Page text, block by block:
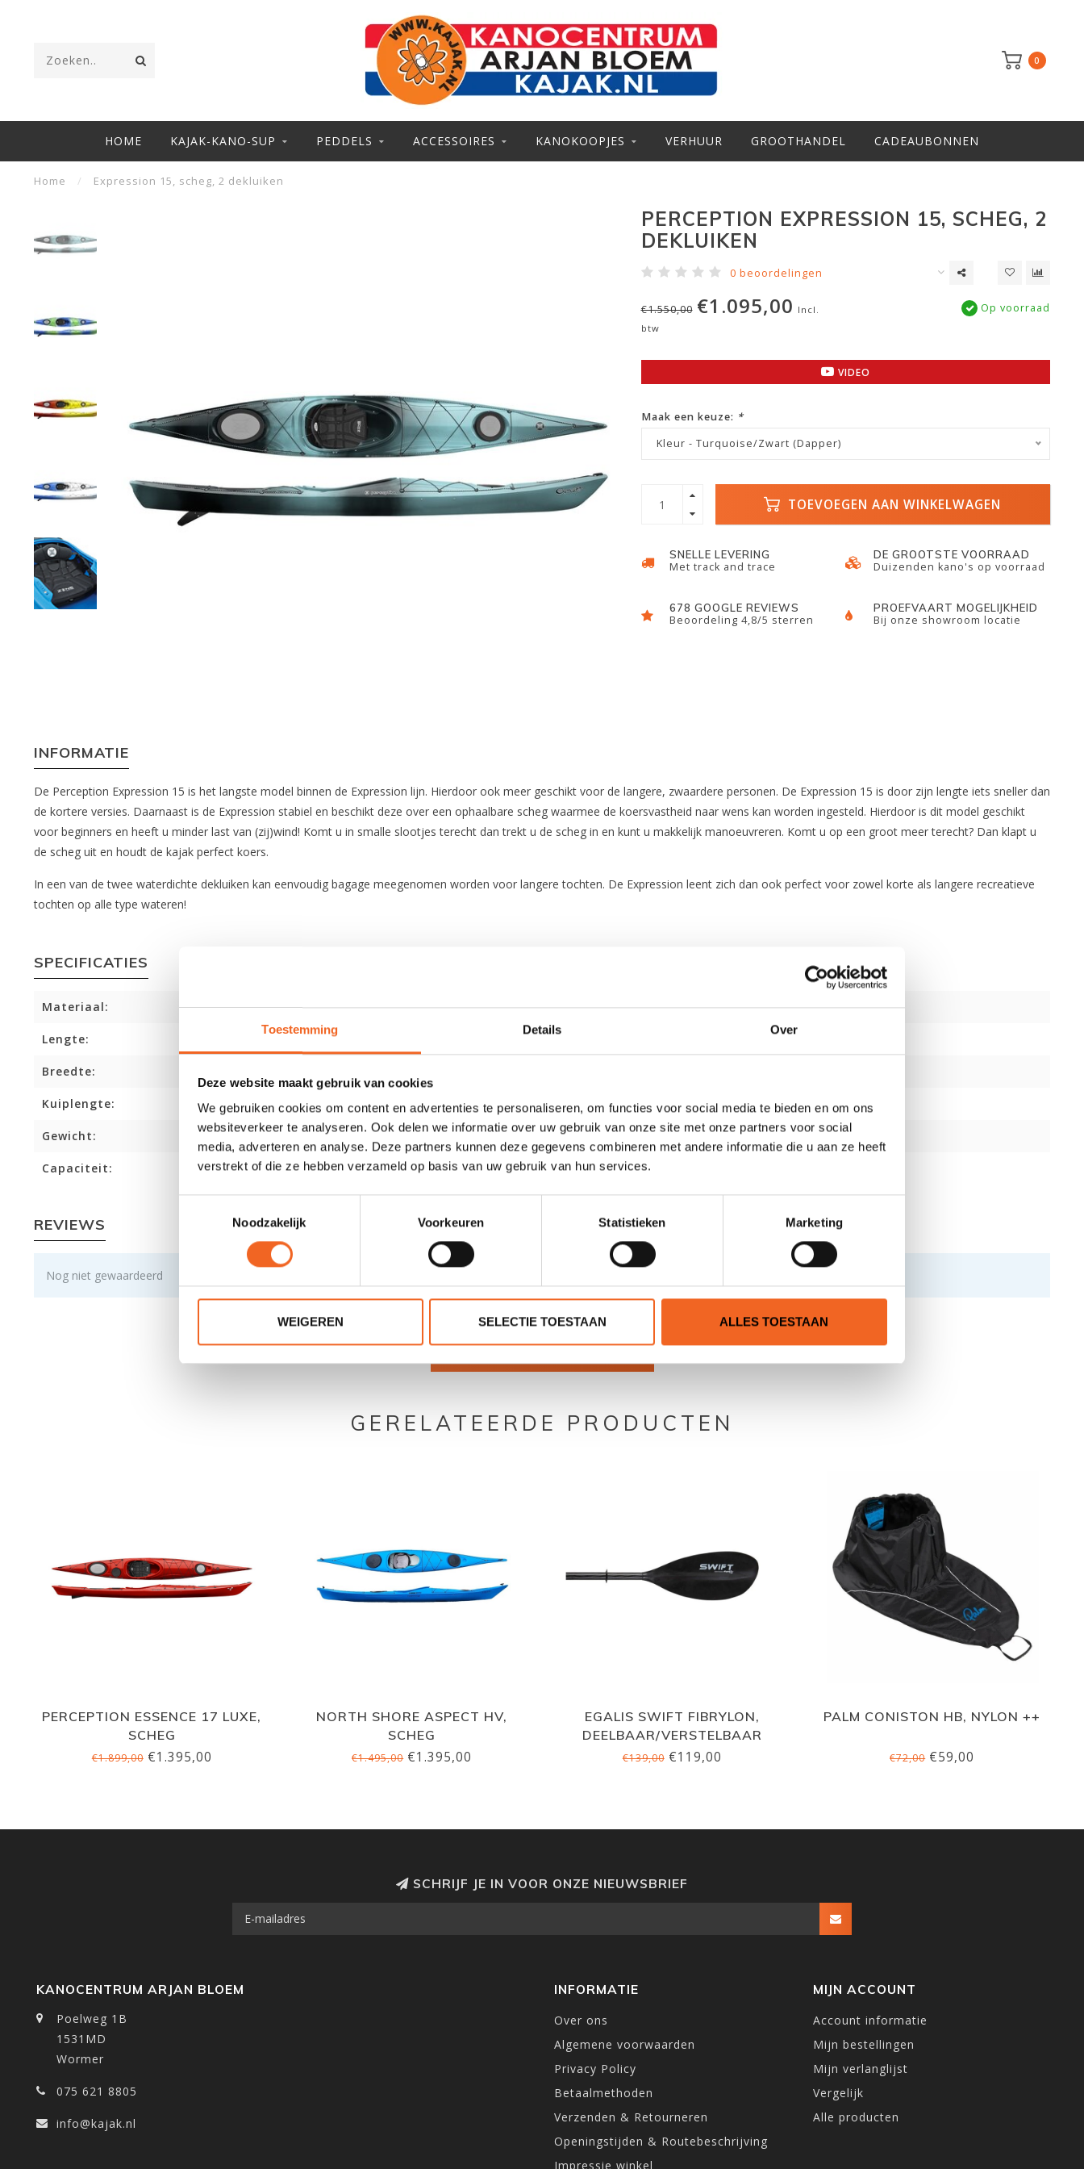
Toestemming Details Over
Deze website maakt gebruik van cookies
We gebruiken cookies om content en advertenties te personaliseren, om functies voor social media te bieden en om ons
websiteverkeer te analyseren. Ook delen we informatie over uw gebruik van onze site met onze partners voor social
media, adverteren en analyse. Deze partners kunnen deze gegevens combineren met andere informatie die u aan ze heeft
verstrekt of die ze hebben verzameld op basis van uw gebruik van hun services.
Noodzakelijk
Voorkeuren Statistieken Marketing
WEIGEREN SELECTIE TOESTAAN ALLES TOESTAAN
0
HOME KAJAK-KANO-SUP PEDDELS ACCESSOIRES KANOKOOPJES VERHUUR GROOTHANDEL CADEAUBONNEN
Home / Expression 15, scheg, 2 dekluiken
PERCEPTION EXPRESSION 15, SCHEG, 2
DEKLUIKEN
0 beoordelingen
€1.550,00 €1.095,00 Incl.
btw
Op voorraad
VIDEO
Maak een keuze: *
Kleur - Turquoise/Zwart (Dapper)
TOEVOEGEN AAN WINKELWAGEN
SNELLE LEVERING
Met track and trace
DE GROOTSTE VOORRAAD
Duizenden kano's op voorraad
678 GOOGLE REVIEWS
Beoordeling 4,8/5 sterren
PROEFVAART MOGELIJKHEID
Bij onze showroom locatie
INFORMATIE
De Perception Expression 15 is het langste model binnen de Expression lijn. Hierdoor ook meer geschikt voor de langere, zwaardere personen. De Expression 15 is door zijn lengte iets sneller dan
de kortere versies. Daarnaast is de Expression stabiel en beschikt deze over een ophaalbare scheg waarmee de koersvastheid naar wens kan worden ingesteld. Hierdoor is dit model geschikt
voor beginners en heeft u minder last van (zij)wind! Komt u in smalle slootjes terecht dan trekt u de scheg in en kunt u makkelijk manoeuvreren. Komt u op een groot meer terecht? Dan klapt u
de scheg uit en houdt de kajak perfect koers.
In een van de twee waterdichte dekluiken kan eenvoudig bagage meegenomen worden voor langere tochten. De Expression leent zich dan ook perfect voor zowel korte als langere recreatieve
tochten op alle type wateren!
SPECIFICATIES
Materiaal: Polyethyleen
Lengte:
Breedte:
Kuiplengte: 89 cm
Gewicht: 25 kg
Capaciteit: 140 kg
REVIEWS
Nog niet gewaardeerd
0 sterren op basis van 0 beoordelingen
GERELATEERDE PRODUCTEN
PERCEPTION ESSENCE 17 LUXE,
SCHEG
€1.899,00€1.395,00
NORTH SHORE ASPECT HV,
SCHEG
€1.495,00€1.395,00
EGALIS SWIFT FIBRYLON,
DEELBAAR/VERSTELBAAR
€139,00€119,00
PALM CONISTON HB, NYLON ++
€72,00€59,00
SCHRIJF JE IN VOOR ONZE NIEUWSBRIEF
KANOCENTRUM ARJAN BLOEM
Poelweg 1B
1531MD
Wormer
075 621 8805
info@kajak.nl
INFORMATIE
Over ons
Algemene voorwaarden
Privacy Policy
Betaalmethoden
Verzenden & Retourneren
Openingstijden & Routebeschrijving
Impressie winkel
MIJN ACCOUNT
Account informatie
Mijn bestellingen
Mijn verlanglijst
Vergelijk
Alle producten